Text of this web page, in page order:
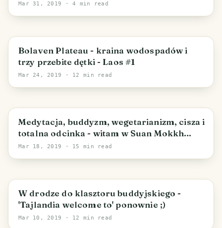
Mar 31, 2019 · 4 min read
Bolaven Plateau - kraina wodospadów i
trzy przebite dętki - Laos #1
Mar 24, 2019 · 12 min read
Medytacja, buddyzm, wegetarianizm, cisza i
totalna odcinka - witam w Suan Mokkh
International Dharma Hermitage
Mar 18, 2019 · 15 min read
W drodze do klasztoru buddyjskiego -
'Tajlandia welcome to' ponownie ;)
Mar 10, 2019 · 12 min read